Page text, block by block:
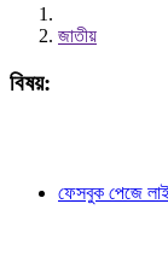
জাতীয়
বিষয়:
ফেসবুক পেজে